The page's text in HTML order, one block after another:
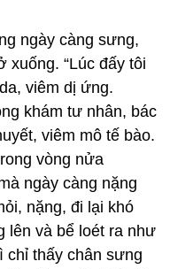
ngày càng sưng,
xuống. “Lúc đấy tôi
viêm dị ứng.
khám tư nhân, bác
viêm mô tế bào.
vòng nửa
ngày càng nặng
nặng, đi lại khó
lên và bể loét ra như
chỉ thấy chân sưng